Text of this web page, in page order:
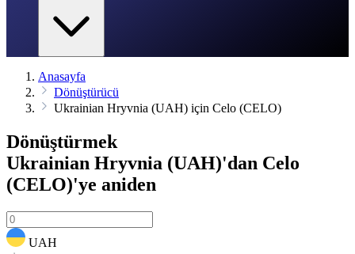
Anasayfa
Dönüştürücü
Ukrainian Hryvnia (UAH) için Celo (CELO)
Dönüştürmek
Ukrainian Hryvnia (UAH)'dan Celo
(CELO)'ye aniden
UAH